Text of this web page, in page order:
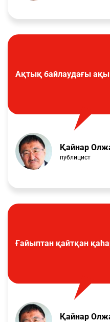
Ақтық байлаудағы
Қайнар
публицист
Ғайыптан қайтқан
Қайнар